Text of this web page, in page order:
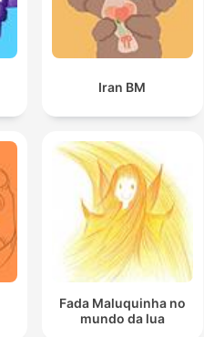
Iran BM
Fada Maluquinha no
mundo da lua